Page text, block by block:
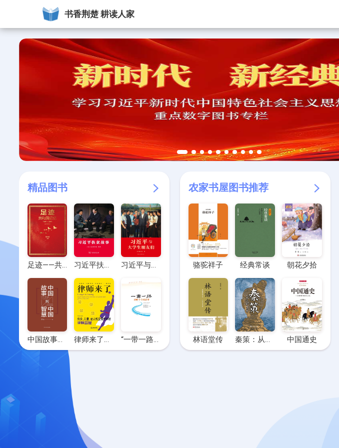
书香荆楚 耕读人家
精品图书
足迹——共和国记忆 习近平扶贫故事 习近平与大学生朋友们
中国故事到中国智慧 律师来了：妇女、儿童、老人权益保护纠纷律师答疑 “一带一路”100个全球故事
农家书屋图书推荐
骆驼祥子 经典常谈 朝花夕拾
林语堂传 秦策：从牧马人到始皇帝 中国通史